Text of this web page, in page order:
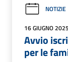
NOTIZIE
16 GIUGNO 2025
Avvio
per le